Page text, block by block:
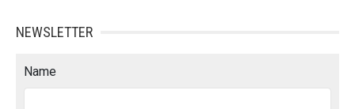
NEWSLETTER
Name